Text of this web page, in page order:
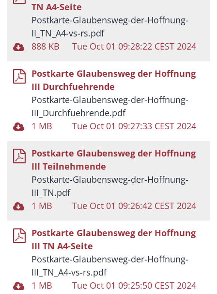
TN A4-Seite
Postkarte-Glaubensweg-der-Hoffnung-
II_TN_A4-vs-rs.pdf
888 KB
Tue Oct 01 09:28:22 CEST 2024
Postkarte Glaubensweg der Hoffnung
III Durchfuehrende
Postkarte-Glaubensweg-der-Hoffnung-
III_Durchfuehrende.pdf
1 MB
Tue Oct 01 09:27:33 CEST 2024
Postkarte Glaubensweg der Hoffnung
III Teilnehmende
Postkarte-Glaubensweg-der-Hoffnung-
III_TN.pdf
1 MB
Tue Oct 01 09:26:42 CEST 2024
Postkarte Glaubensweg der Hoffnung
III TN A4-Seite
Postkarte-Glaubensweg-der-Hoffnung-
III_TN_A4-vs-rs.pdf
1 MB
Tue Oct 01 09:25:50 CEST 2024